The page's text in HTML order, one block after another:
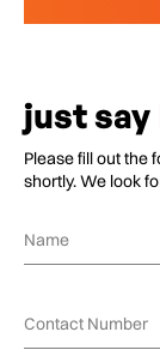
just say
Please fill out the
shortly. We look